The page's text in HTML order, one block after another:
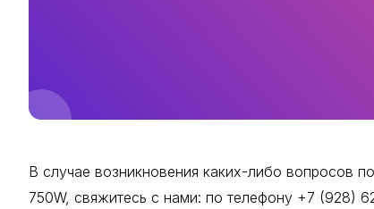
В случае возникновения каких-либо вопросов
750W, свяжитесь с нами: по телефону +7 (928)